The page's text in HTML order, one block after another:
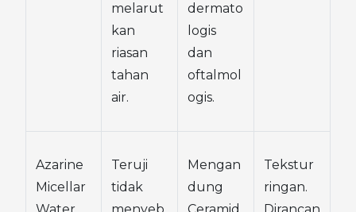
melarut
kan
riasan
tahan
air.
dermato
logis
dan
oftalmol
ogis.
Azarine
Micellar
Teruji
tidak
Mengan
dung
Tekstur
ringan.